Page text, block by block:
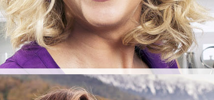
PIECZYSTE POD
CHMURKĄ!
Przepisy na grilla;-)